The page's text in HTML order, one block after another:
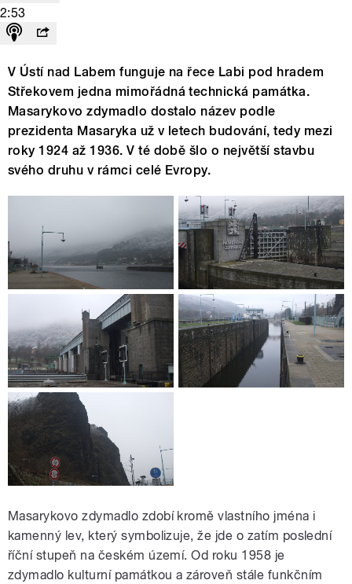
2:53
V Ústí nad Labem funguje na řece Labi pod hradem
Střekovem jedna mimořádná technická památka.
Masarykovo zdymadlo dostalo název podle
prezidenta Masaryka už v letech budování, tedy mezi
roky 1924 až 1936. V té době šlo o největší stavbu
svého druhu v rámci celé Evropy.
Masarykovo zdymadlo zdobí kromě vlastního jména i
kamenný lev, který symbolizuje, že jde o zatím poslední
říční stupeň na českém území. Od roku 1958 je
zdymadlo kulturní památkou a zároveň stále funkčním